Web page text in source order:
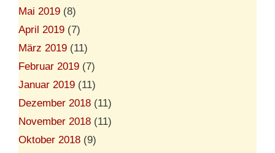
Mai 2019 (8)
April 2019 (7)
März 2019 (11)
Februar 2019 (7)
Januar 2019 (11)
Dezember 2018 (11)
November 2018 (11)
Oktober 2018 (9)